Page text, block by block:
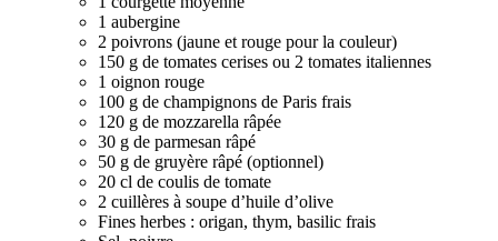
1 aubergine
2 poivrons (jaune et rouge pour la couleur)
150 g de tomates cerises ou 2 tomates italiennes
1 oignon rouge
100 g de champignons de Paris frais
120 g de mozzarella râpée
30 g de parmesan râpé
50 g de gruyère râpé (optionnel)
20 cl de coulis de tomate
2 cuillères à soupe d’huile d’olive
Fines herbes : origan, thym, basilic frais